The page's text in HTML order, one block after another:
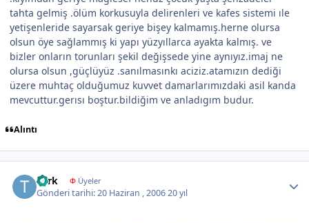
tahta gelmiş .ölüm korkusuyla delirenleri ve kafes sistemi ıle
yetişenleride sayarsak geriye bişey kalmamış.herne olursa
olsun öye sağlammış ki yapı yüzyıllarca ayakta kalmış. ve
bizler onların torunları şekil değişsede yine aynıyız.imaj ne
olursa olsun ,güçlüyüz .sanılmasınkı aciziz.atamızın dediği
üzere muhtaç olduğumuz kuvvet damarlarımızdaki asil kanda
mevcuttur.gerısı boştur.bildiğim ve anladıgım budur.
Alıntı
Türk ΦÜyeler
Gönderi tarihi:20 Haziran , 200620 yıl